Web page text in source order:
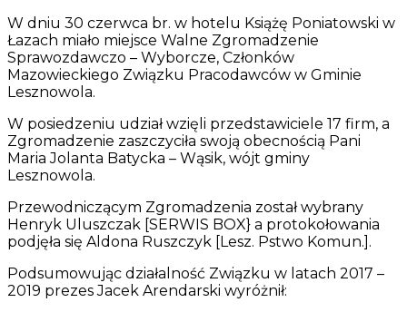
W dniu 30 czerwca br. w hotelu Książę Poniatowski w
Łazach miało miejsce Walne Zgromadzenie
Sprawozdawczo – Wyborcze, Członków
Mazowieckiego Związku Pracodawców w Gminie
Lesznowola.
W posiedzeniu udział wzięli przedstawiciele 17 firm, a
Zgromadzenie zaszczyciła swoją obecnością Pani
Maria Jolanta Batycka – Wąsik, wójt gminy
Lesznowola.
Przewodniczącym Zgromadzenia został wybrany
Henryk Uluszczak [SERWIS BOX} a protokołowania
podjęła się Aldona Ruszczyk [Lesz. Pstwo Komun.].
Podsumowując działalność Związku w latach 2017 –
2019 prezes Jacek Arendarski wyróżnił: